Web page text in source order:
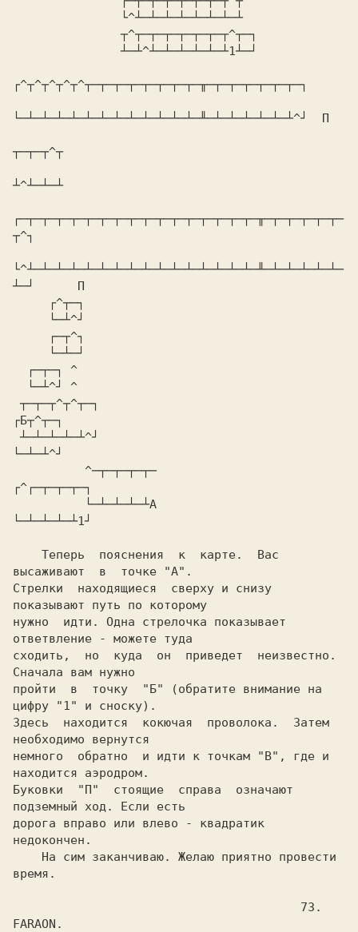
┌^┬^┬^┬^┬^┬─┬─┬─┬─┬─┬─┬─┬─╥─┬─┬─┬─┬─┬─┬─┐
└─┴─┴─┴─┴─┴─┴─┴─┴─┴─┴─┴─┴─╨─┴─┴─┴─┴─┴─┴^┘  П
┬─┬─┬^┬
┴^┴─┴─┴
┌─┬─┬─┬─┬─┬─┬─┬─┬─┬─┬─┬─┬─┬─┬─┬─┬─╥─┬─┬─┬─┬─┬─
┬^┐
└^┴─┴─┴─┴─┴─┴─┴─┴─┴─┴─┴─┴─┴─┴─┴─┴─╨─┴─┴─┴─┴─┴─
┴─┘      П
┌Б┬^┬─┐
└─┴─┴^┘
┌^┌─┬─┬─┬─┐
└─┴─┴─┴─┴1┘
высаживают  в  точке "А".
Стрелки  находящиеся  сверху и снизу
показывают путь по которому
нужно  идти. Одна стрелочка показывает
ответвление - можете туда
сходить,  но  куда  он  приведет  неизвестно.
Сначала вам нужно
пройти  в  точку  "Б" (обратите внимание на
цифру "1" и сноску).
Здесь  находится  кокючая  проволока.  Затем
необходимо вернутся
немного  обратно  и идти к точкам "В", где и
находится аэродром.
Буковки  "П"  стоящие  справа  означают
подземный ход. Если есть
дорога вправо или влево - квадратик
недокончен.
время.
FARAON.